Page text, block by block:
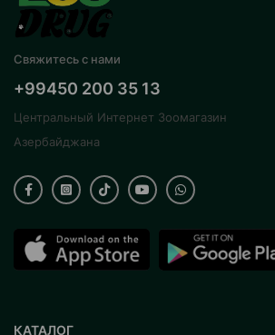
Свяжитесь с нами
+99450 200 35 13
Центральный Интернет Зоомагазин
Азербайджана
КАТАЛОГ